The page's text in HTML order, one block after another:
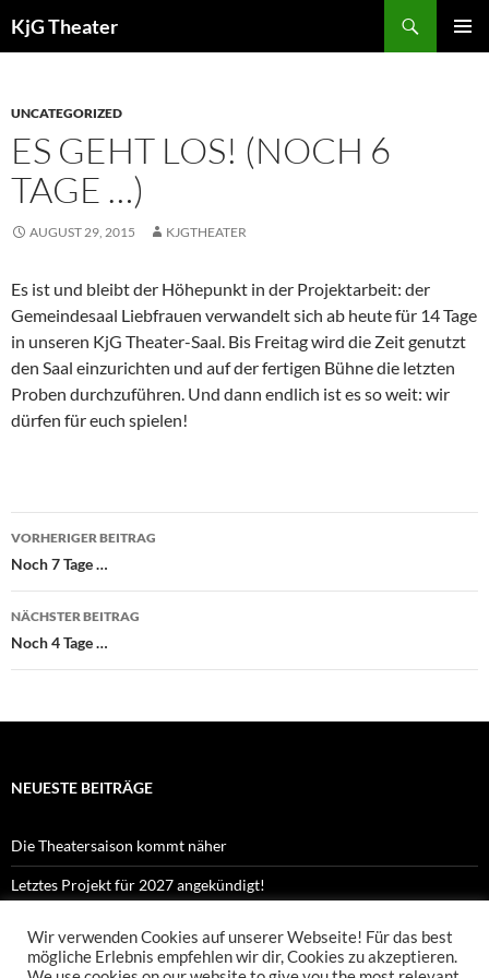
Inhalt
KjG Theater
UNCATEGORIZED
ES GEHT LOS! (NOCH 6
TAGE …)
AUGUST 29, 2015 KJGTHEATER
Es ist und bleibt der Höhepunkt in der Projektarbeit: der
Gemeindesaal Liebfrauen verwandelt sich ab heute für 14 Tage
in unseren KjG Theater-Saal. Bis Freitag wird die Zeit genutzt
den Saal einzurichten und auf der fertigen Bühne die letzten
Proben durchzuführen. Und dann endlich ist es so weit: wir
dürfen für euch spielen!
Beitragsnavigation
VORHERIGER BEITRAG
Noch 7 Tage …
NÄCHSTER BEITRAG
Noch 4 Tage …
NEUESTE BEITRÄGE
Die Theatersaison kommt näher
Letztes Projekt für 2027 angekündigt!
Proben zu Orpheus Shorts sind gestartet!
Wir verwenden Cookies auf unserer Webseite! Für das best
mögliche Erlebnis empfehlen wir dir, Cookies zu akzeptieren.